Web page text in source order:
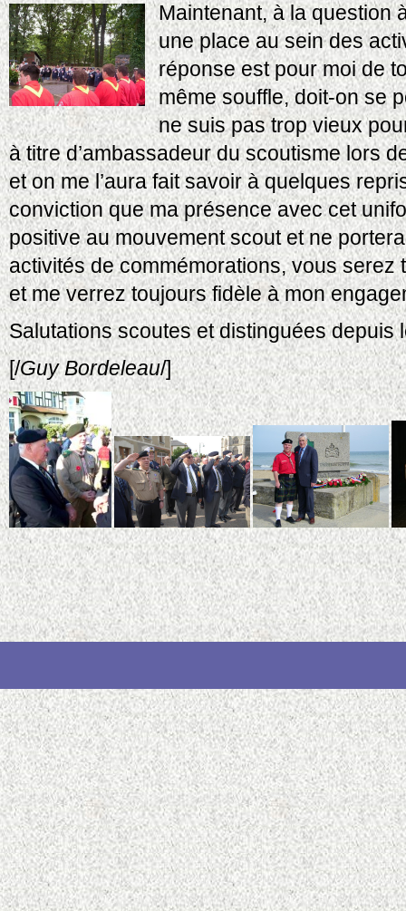
Maintenant, à la question
une place au sein des
réponse est pour moi de
même souffle, doit-on se
ne suis pas trop vieux
à titre d’ambassadeur du scoutisme lors
et on me l’aura fait savoir à quelques
conviction que ma présence avec cet
positive au mouvement scout et ne
activités de commémorations, vous serez
et me verrez toujours fidèle à mon
Salutations scoutes et distinguées depuis
[/Guy Bordeleau/]